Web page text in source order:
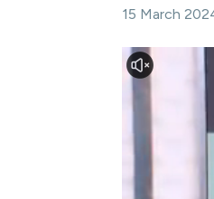
15 March
Jakarta,
dan Polri
Chief
di tengah